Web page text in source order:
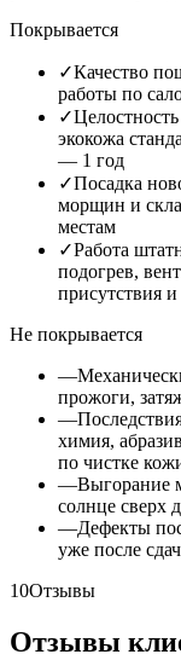
Покрывается
✓Качество
работы по
✓
экокожа
— 1 год
✓Посадка
морщин и
местам
✓Работа
подогрев,
присутствия
Не покрывается
—
прожоги,
—
химия,
по чистке
—Выгорание
солнце сверх
—Дефекты
уже после
10Отзывы
Отзывы